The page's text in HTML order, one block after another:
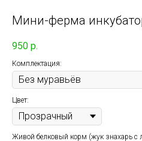
Мини-ферма
950 р.
Комплектация:
Цвет:
Живой белковый корм (жук знахарь с